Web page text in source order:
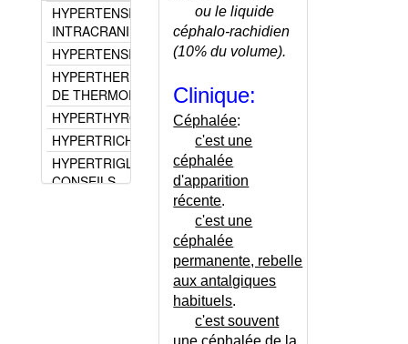
ENCEPHALOPATHIE
POSTERIEURE
REVERSIBLE
ENGAGEMENT
CEREBRAL
EPILEPSIE DE
L'ADULTE
FOND D'OEIL
HEMATOME
HYPERTENSION
INTRACRANIENNE
HYPERTENSION PORTALE
HYPERTHERMIE PAR TROUBLE
DE THERMOREGULATION
HYPERTHYROIDIE
HYPERTRICHOSE
HYPERTRIGLYCERIDEMIE -
CONSEILS
HYPERTRIGLYCERIDEMIE
HYPERTROPHIE BENIGNE DE
HYPERTROPHIE BENIGNE DE
LA PROSTATE - CALENDRIER
HYPERTROPHIE BENIGNE DE
ou le liquide
céphalo-rachidien
(10% du volume).
Clinique:
Céphalée:
c'est une
céphalée
d'apparition
récente.
c'est une
céphalée
permanente, rebelle
aux antalgiques
habituels.
c'est souvent
une céphalée de la